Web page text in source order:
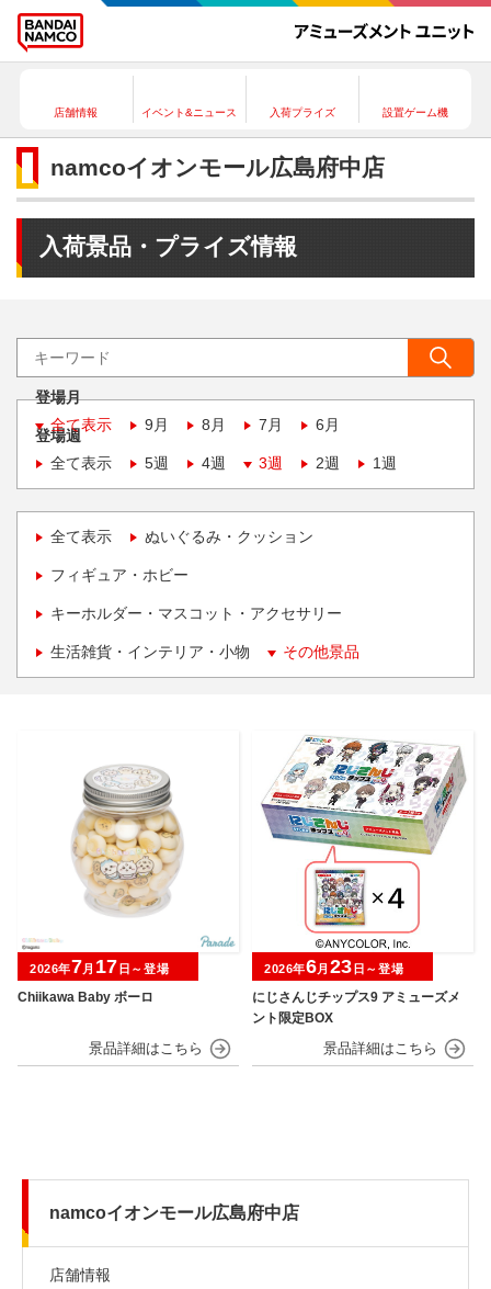
店舗情報 イベント&ニュース 入荷プライズ 設置ゲーム機
namcoイオンモール広島府中店
入荷景品・プライズ情報
登場月
全て表示
9月 8月 7月 6月
登場週
全て表示
5週 4週 3週 2週 1週
全て表示 ぬいぐるみ・クッション
フィギュア・ホビー
キーホルダー・マスコット・アクセサリー
生活雑貨・インテリア・小物 その他景品
Chiikawa Baby ボーロ
2026年7月 17 日～登場
にじさんじチップス9 アミューズメ
ント限定BOX
2026年6月 23 日～登場
namcoイオンモール広島府中店
店舗情報